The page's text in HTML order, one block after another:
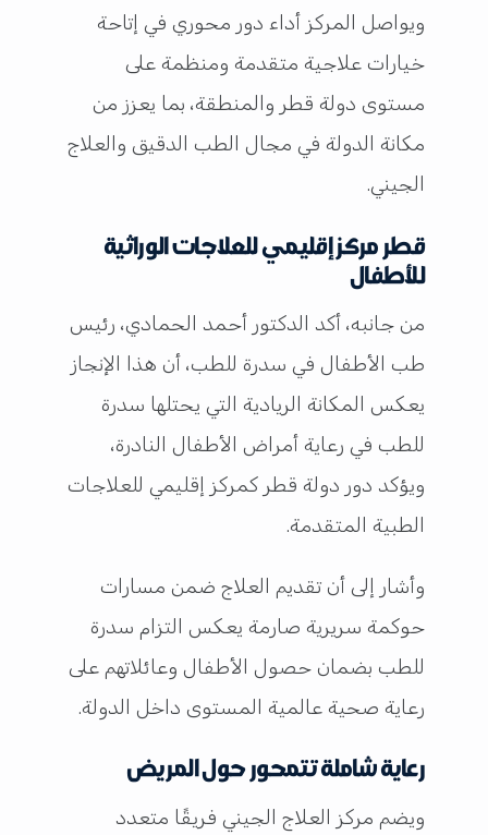
ويواصل المركز أداء دور محوري في إتاحة
خيارات علاجية متقدمة ومنظمة على
مستوى دولة قطر والمنطقة، بما يعزز من
مكانة الدولة في مجال الطب الدقيق والعلاج
الجيني.
قطر مركز إقليمي للعلاجات الوراثية
للأطفال
من جانبه، أكد الدكتور أحمد الحمادي، رئيس
طب الأطفال في سدرة للطب، أن هذا الإنجاز
يعكس المكانة الريادية التي يحتلها سدرة
للطب في رعاية أمراض الأطفال النادرة،
ويؤكد دور دولة قطر كمركز إقليمي للعلاجات
الطبية المتقدمة.
وأشار إلى أن تقديم العلاج ضمن مسارات
حوكمة سريرية صارمة يعكس التزام سدرة
للطب بضمان حصول الأطفال وعائلاتهم على
رعاية صحية عالمية المستوى داخل الدولة.
رعاية شاملة تتمحور حول المريض
ويضم مركز العلاج الجيني فريقًا متعدد